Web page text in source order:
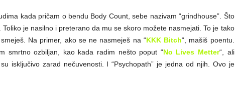
kada pričam o bendu Body Count, sebe nazivam “grindhouse”. Što
Toliko je nasilno i preterano da mu se skoro možete nasmejati. To je tako
Na primer, ako se ne nasmeješ na “KKK Bitch“, mašiš poentu.
smrtno ozbiljan, kao kada radim nešto poput “No Lives Metter“, ali
isključivo zarad nečuvenosti. I “Psychopath” je jedna od njih. Ovo je